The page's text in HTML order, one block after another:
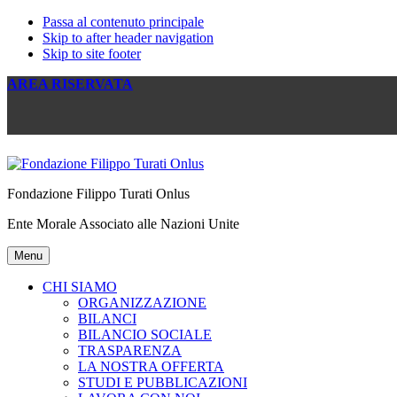
Passa al contenuto principale
Skip to after header navigation
Skip to site footer
AREA RISERVATA
Fondazione Filippo Turati Onlus
Ente Morale Associato alle Nazioni Unite
Menu
CHI SIAMO
ORGANIZZAZIONE
BILANCI
BILANCIO SOCIALE
TRASPARENZA
LA NOSTRA OFFERTA
STUDI E PUBBLICAZIONI